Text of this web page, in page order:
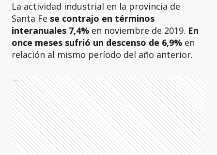
La actividad industrial en la provincia de
Santa Fe se contrajo en términos
interanuales 7,4% en noviembre de 2019. En
once meses sufrió un descenso de 6,9% en
relación al mismo período del año anterior.
Ads